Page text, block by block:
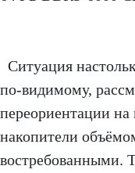
Ситуация
по-видимому,
переориентации
накопители
востребованными.